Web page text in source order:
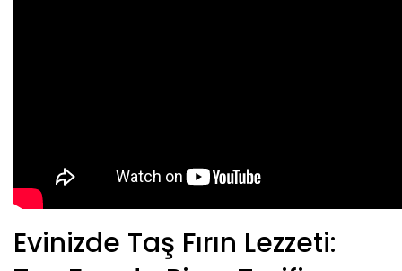
Evinizde Taş Fırın Lezzeti: